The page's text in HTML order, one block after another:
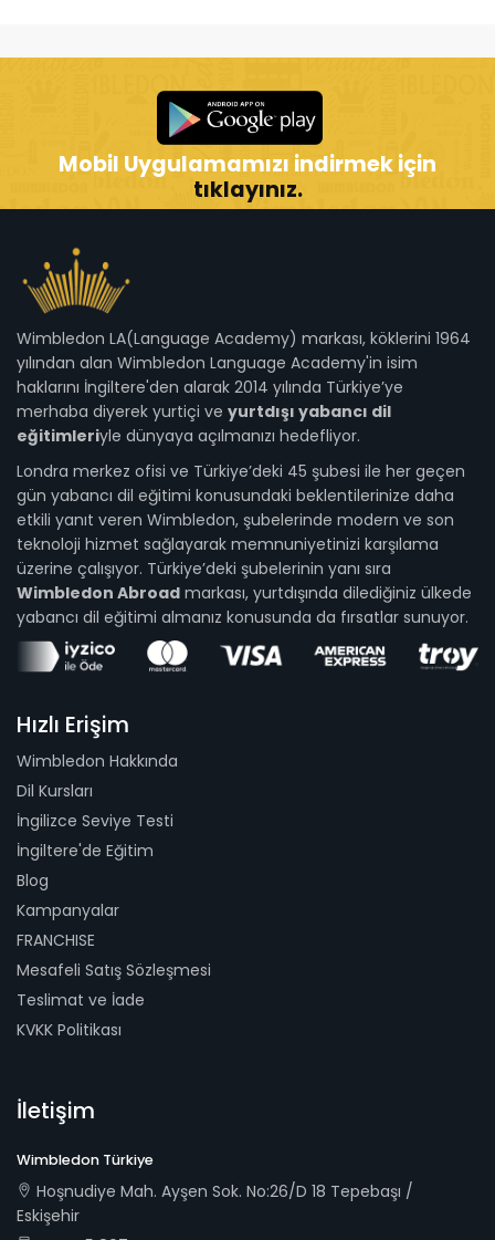
Mobil Uygulamamızı indirmek için
tıklayınız.
Wimbledon LA(Language Academy) markası, köklerini 1964
yılından alan Wimbledon Language Academy'in isim
haklarını İngiltere'den alarak 2014 yılında Türkiye’ye
merhaba diyerek yurtiçi ve yurtdışı yabancı dil
eğitimleriyle dünyaya açılmanızı hedefliyor.
Londra merkez ofisi ve Türkiye’deki 45 şubesi ile her geçen
gün yabancı dil eğitimi konusundaki beklentilerinize daha
etkili yanıt veren Wimbledon, şubelerinde modern ve son
teknoloji hizmet sağlayarak memnuniyetinizi karşılama
üzerine çalışıyor. Türkiye’deki şubelerinin yanı sıra
Wimbledon Abroad markası, yurtdışında dilediğiniz ülkede
yabancı dil eğitimi almanız konusunda da fırsatlar sunuyor.
Hızlı Erişim
Wimbledon Hakkında
Dil Kursları
İngilizce Seviye Testi
İngiltere'de Eğitim
Blog
Kampanyalar
FRANCHISE
Mesafeli Satış Sözleşmesi
Teslimat ve İade
KVKK Politikası
İletişim
Wimbledon Türkiye
Hoşnudiye Mah. Ayşen Sok. No:26/D 18 Tepebaşı /
Eskişehir